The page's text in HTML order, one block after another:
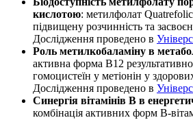
кислотою: метилфолат
підвищену розчинність та
Дослідження проведено в
Роль метилкобаламіну в
активна форма B12 результативно
гомоцистеїн у метіонін у
Дослідження проведено в
Синергія вітамінів B в
комбінація активних форм B-